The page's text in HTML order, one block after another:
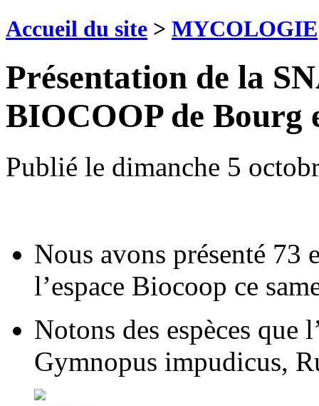
Accueil du site > MYCOLOGIE
Présentation de la
BIOCOOP de Bourg
Publié le dimanche 5
Nous avons présenté 73
l’espace Biocoop ce
Notons des espèces que
Gymnopus impudicus,